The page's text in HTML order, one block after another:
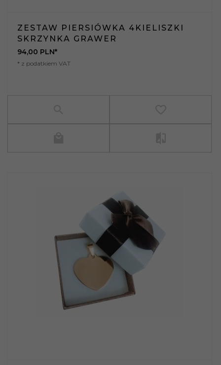
ZESTAW PIERSIÓWKA 4KIELISZKI
SKRZYNKA GRAWER
94,00 PLN*
* z podatkiem VAT